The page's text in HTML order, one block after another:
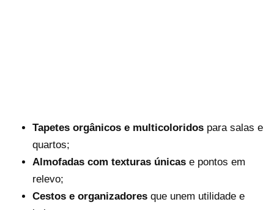
Tapetes orgânicos e multicoloridospara salas e
quartos;
Almofadas com texturas únicase pontos em
relevo;
Cestos e organizadoresque unem utilidade e